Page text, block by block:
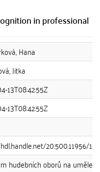
in professional
Hana
Jitka
13T08:42:55Z
13T08:42:55Z
20.500.11956/
hudebních oborů na